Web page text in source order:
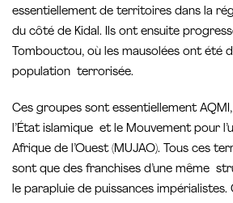
essentiellement de territoires dans la
du côté de Kidal. Ils ont ensuite
Tombouctou, où les mausolées ont été
population terrorisée.
Ces groupes sont essentiellement
l’État islamique et le Mouvement pour
Afrique de l’Ouest (MUJAO). Tous ces
sont que des franchises d’une même
le parapluie de puissances